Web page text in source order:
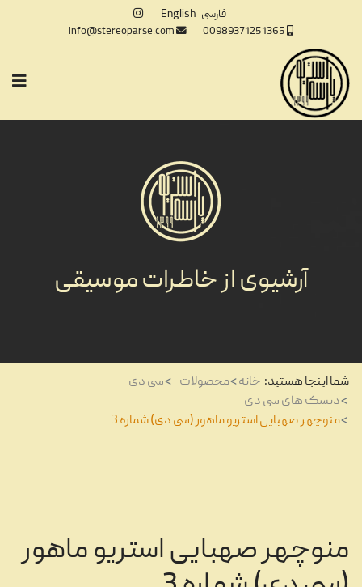
فارسی English
00989371251365
info@stereoparse.com
آرشیوی از خاطرات موسیقی
شما اینجا هستید: خانه محصولات
سی دی
دیسک های سی دی
منوچهر صهبایی استریو ماهور (سی دی) شماره 3
منوچهر صهبایی استریو ماهور